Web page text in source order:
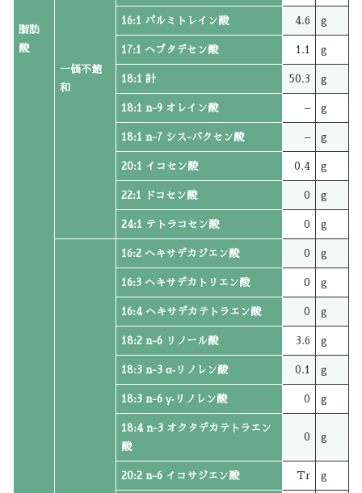
脂肪
酸
一価不飽
和
16:1 パルミトレイン酸 4.6 g
17:1 ヘプタデセン酸 1.1 g
18:1 計 50.3 g
18:1 n-9 オレイン酸 – g
18:1 n-7 シス-バクセン酸 – g
20:1 イコセン酸 0.4 g
22:1 ドコセン酸 0 g
24:1 テトラコセン酸 0 g
16:2 ヘキサデカジエン酸 0 g
16:3 ヘキサデカトリエン酸 0 g
16:4 ヘキサデカテトラエン酸 0 g
18:2 n-6 リノール酸 3.6 g
18:3 n-3 α‐リノレン酸 0.1 g
18:3 n-6 γ‐リノレン酸 0 g
18:4 n-3 オクタデカテトラエン
酸
0 g
20:2 n-6 イコサジエン酸 Tr g